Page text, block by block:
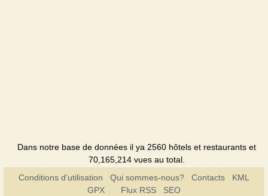
Dans notre base de données il ya 2560 hôtels et restaurants et
70,165,214 vues au total.
Conditions d’utilisation
Qui sommes-nous? Contacts
KML
GPX
Flux RSS SEO